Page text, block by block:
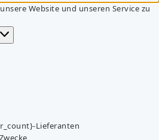
Website und unseren Service zu
Lieferanten